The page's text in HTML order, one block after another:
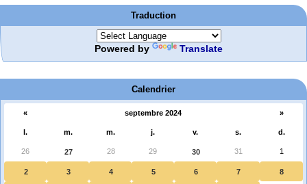
Traduction
Powered by Translate
Calendrier
« septembre 2024 »
l. m. m. j. v. s. d.
26 27 28 29 30 31 1
2 3 4 5 6 7 8